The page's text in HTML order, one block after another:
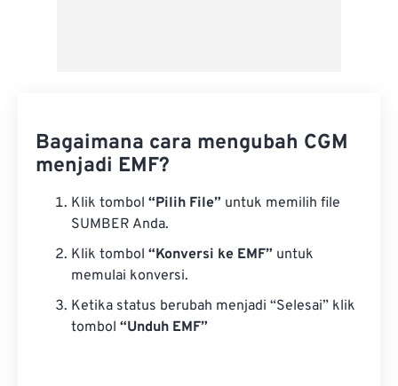
Bagaimana cara mengubah CGM
menjadi EMF?
Klik tombol “Pilih File” untuk memilih file
SUMBER Anda.
Klik tombol “Konversi ke EMF” untuk
memulai konversi.
Ketika status berubah menjadi “Selesai” klik
tombol “Unduh EMF”